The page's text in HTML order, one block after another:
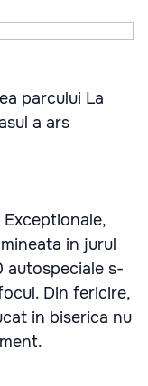
parcului La
a ars
in jurul
autospeciale s-
Din fericire,
in biserica nu